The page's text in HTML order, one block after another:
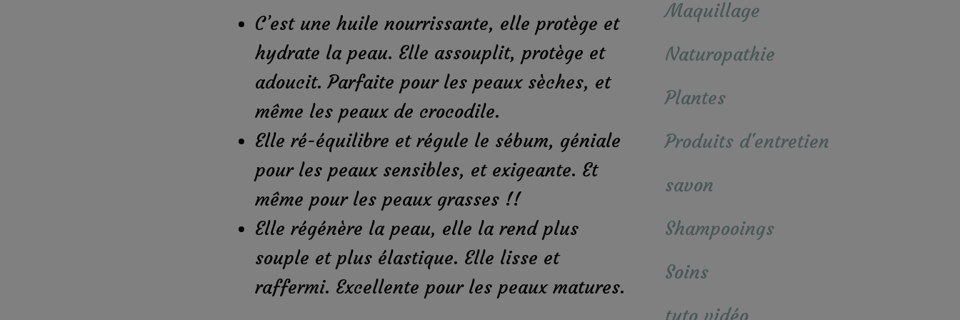
C’est une huile nourrissante, elle protège et
hydrate la peau. Elle assouplit, protège et
adoucit. Parfaite pour les peaux sèches, et
même les peaux de crocodile.
Elle ré-équilibre et régule le sébum, géniale
pour les peaux sensibles, et exigeante. Et
même pour les peaux grasses !!
Elle régénère la peau, elle la rend plus
souple et plus élastique. Elle lisse et
raffermi. Excellente pour les peaux matures.
Maquillage
Naturopathie
Plantes
Produits d'entretien
savon
Shampooings
Soins